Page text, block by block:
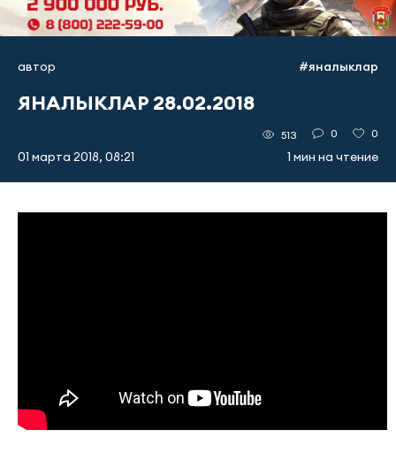
автор #яналыклар
ЯНАЛЫКЛАР 28.02.2018
01 марта 2018, 08:21
513 0 0
1 мин на чтение